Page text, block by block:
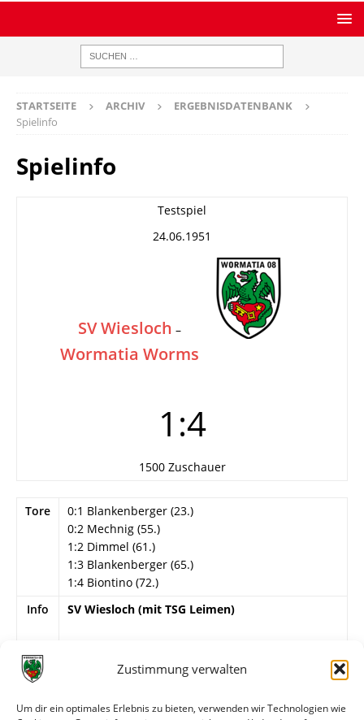
Zustimmung verwalten
Um dir ein optimales Erlebnis zu bieten, verwenden wir Technologien wie
STARTSEITE ARCHIV
ERGEBNISDATENBANK
Spielinfo
Spielinfo
Testspiel
24.06.1951
SV Wiesloch –
Wormatia Worms
1:4
1500 Zuschauer
Tore
0:1 Blankenberger (23.)
0:2 Mechnig (55.)
1:2 Dimmel (61.)
1:3 Blankenberger (65.)
1:4 Biontino (72.)
Info
SV Wiesloch (mit TSG Leimen)
Biontino (Wormatia) verschießt Foulelfmeter
Hölz – H. Kern, M. Kiefer (H. Löb) – Selbert, Heßler,